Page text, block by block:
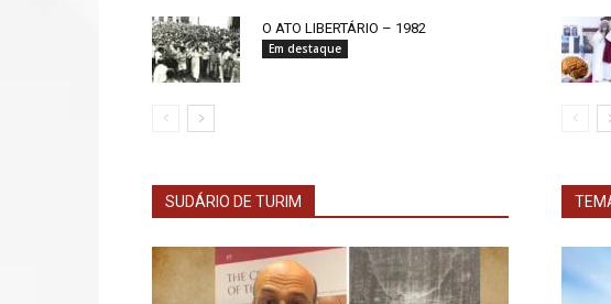
O ATO LIBERTÁRIO – 1982
Em destaque
SUDÁRIO DE TURIM